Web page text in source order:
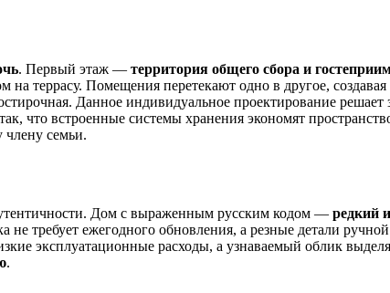
. Первый этаж — территория общего сбора и
террасу. Помещения перетекают одно в другое,
Данное индивидуальное проектирование решает
что встроенные системы хранения экономят
члену семьи.
Дом с выраженным русским кодом — редкий
не требует ежегодного обновления, а резные детали
эксплуатационные расходы, а узнаваемый облик
.